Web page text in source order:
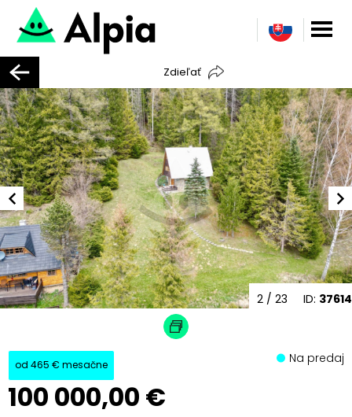
Zdieľať
ID: 37614
2 / 23
od 465 € mesačne
100 000,00 €
Na predaj